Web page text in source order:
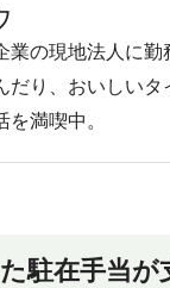
業の現地法人に
だり、おいしい
満喫中。
駐在手当が